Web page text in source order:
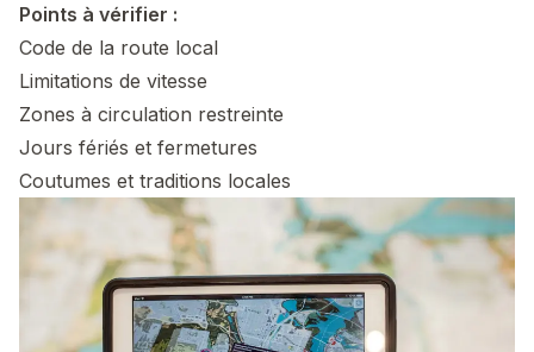
Points à vérifier :
Code de la route local
Limitations de vitesse
Zones à circulation restreinte
Jours fériés et fermetures
Coutumes et traditions locales